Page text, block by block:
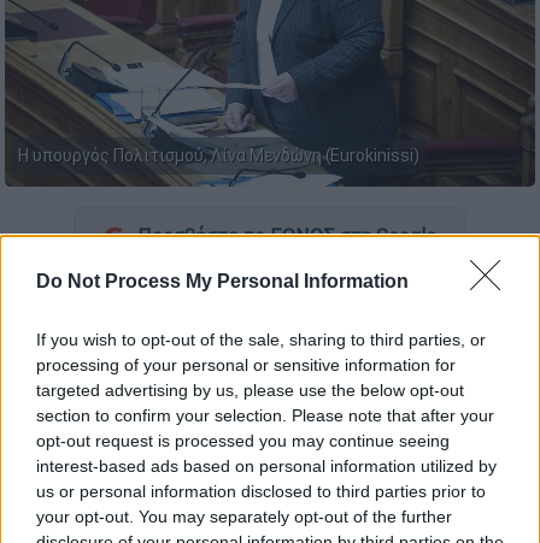
Do Not Process My Personal Information
If you wish to opt-out of the sale, sharing to third parties, or
processing of your personal or sensitive information for
targeted advertising by us, please use the below opt-out
section to confirm your selection. Please note that after your
opt-out request is processed you may continue seeing
interest-based ads based on personal information utilized by
us or personal information disclosed to third parties prior to
your opt-out. You may separately opt-out of the further
Η υπουργός Πολιτισμού, Λίνα Μενδώνη (Eurokinissi)
Προσθέστε το ΕΘΝΟΣ στη Google
Υπουργός Πολιτισμού,Λίνα Μενδώνη,
απαντώντας σε επίκαιρη ερώτηση για την
σειράπου παρουσιάζει τονΜέγα Αλέξανδρο
σεερωτικές περιπτύξεις με τον
Ηφαιστίωνα.
«Κακή μυθοπλασία με ευτελές